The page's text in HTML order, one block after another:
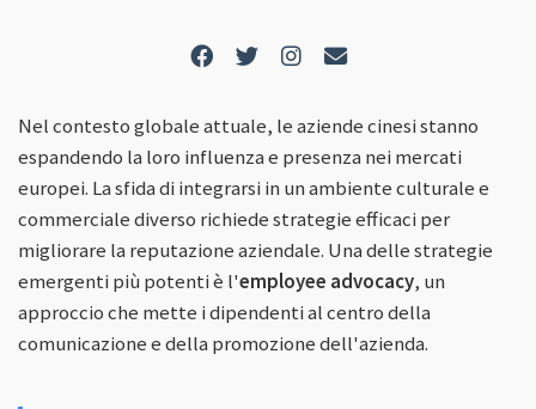
Nel contesto globale attuale, le aziende cinesi stanno
espandendo la loro influenza e presenza nei mercati
europei. La sfida di integrarsi in un ambiente culturale e
commerciale diverso richiede strategie efficaci per
migliorare la reputazione aziendale. Una delle strategie
emergenti più potenti è l'employee advocacy, un
approccio che mette i dipendenti al centro della
comunicazione e della promozione dell'azienda.